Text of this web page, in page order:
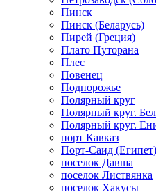
Пинск
Пинск (Беларусь)
Пирей (Греция)
Плато Путорана
Плес
Повенец
Подпорожье
Полярный круг
Полярный круг.
Полярный круг.
порт Кавказ
Порт-Саид (Египет)
поселок Давша
поселок Листвянка
поселок Хакусы